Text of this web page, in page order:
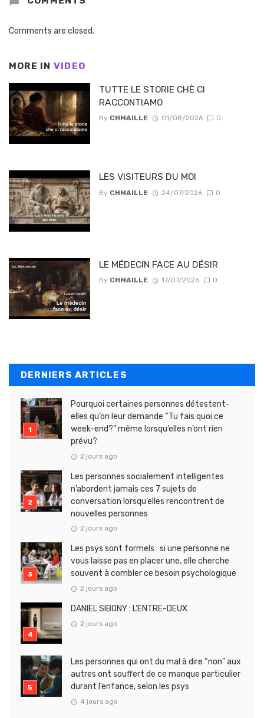
Comments are closed.
MORE IN VIDEO
TUTTE LE STORIE CHÈ CI
RACCONTIAMO
By CHMAILLE 01/08/2026 0
LES VISITEURS DU MOI
By CHMAILLE 24/07/2026 0
LE MÉDECIN FACE AU DÉSIR
By CHMAILLE 17/07/2026 0
DERNIERS ARTICLES
Pourquoi certaines personnes détestent-
elles qu’on leur demande “Tu fais quoi ce
week-end?” même lorsqu’elles n’ont rien
prévu?
2 jours ago
Les personnes socialement intelligentes
n’abordent jamais ces 7 sujets de
conversation lorsqu’elles rencontrent de
nouvelles personnes
2 jours ago
Les psys sont formels : si une personne ne
vous laisse pas en placer une, elle cherche
souvent à combler ce besoin psychologique
2 jours ago
DANIEL SIBONY : L’ENTRE-DEUX
2 jours ago
Les personnes qui ont du mal à dire “non” aux
autres ont souffert de ce manque particulier
durant l’enfance, selon les psys
4 jours ago